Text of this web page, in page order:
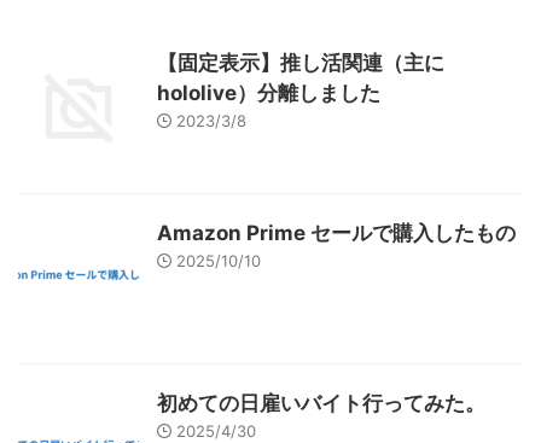
【固定表示】推し活関連（主に
hololive）分離しました
2023/3/8
Amazon Prime セールで購入したもの
2025/10/10
初めての日雇いバイト行ってみた。
2025/4/30